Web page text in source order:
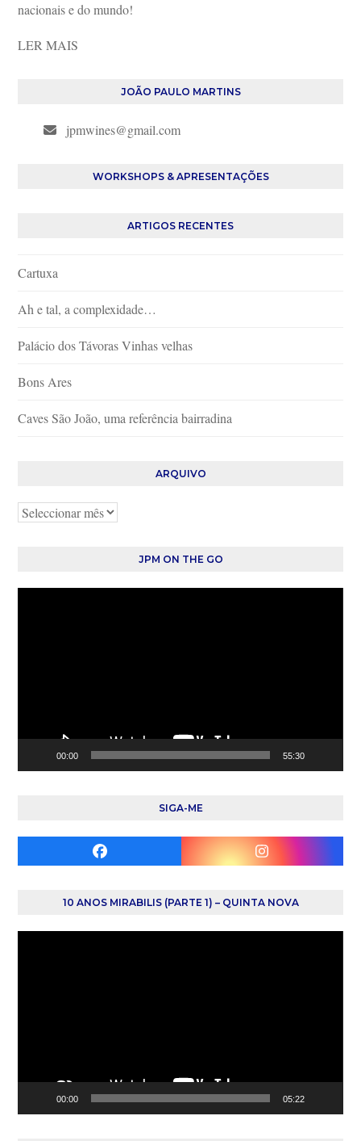
nacionais e do mundo!
LER MAIS
JOÃO PAULO MARTINS
jpmwines@gmail.com
WORKSHOPS & APRESENTAÇÕES
ARTIGOS RECENTES
Cartuxa
Ah e tal, a complexidade…
Palácio dos Távoras Vinhas velhas
Bons Ares
Caves São João, uma referência bairradina
ARQUIVO
Arquivo
JPM ON THE GO
00:00 55:30
SIGA-ME
Facebook Instagram
10 ANOS MIRABILIS (PARTE 1) – QUINTA NOVA
00:00 05:22